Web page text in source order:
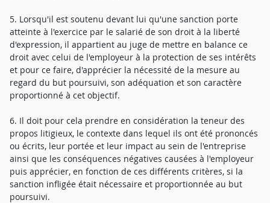
5. Lorsqu'il est soutenu devant lui qu'une sanction porte
atteinte à l'exercice par le salarié de son droit à la liberté
d'expression, il appartient au juge de mettre en balance ce
droit avec celui de l'employeur à la protection de ses intérêts
et pour ce faire, d'apprécier la nécessité de la mesure au
regard du but poursuivi, son adéquation et son caractère
proportionné à cet objectif.
6. Il doit pour cela prendre en considération la teneur des
propos litigieux, le contexte dans lequel ils ont été prononcés
ou écrits, leur portée et leur impact au sein de l'entreprise
ainsi que les conséquences négatives causées à l'employeur
puis apprécier, en fonction de ces différents critères, si la
sanction infligée était nécessaire et proportionnée au but
poursuivi.